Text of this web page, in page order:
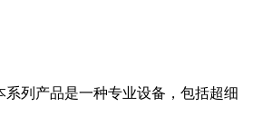
列产品是一种专业设备，包括超细